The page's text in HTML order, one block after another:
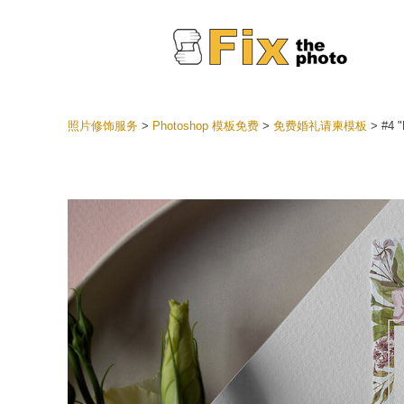
婚礼
最佳
手机收
照片修饰服务> Photoshop 模板免费> 免费婚礼请柬模板 > #4